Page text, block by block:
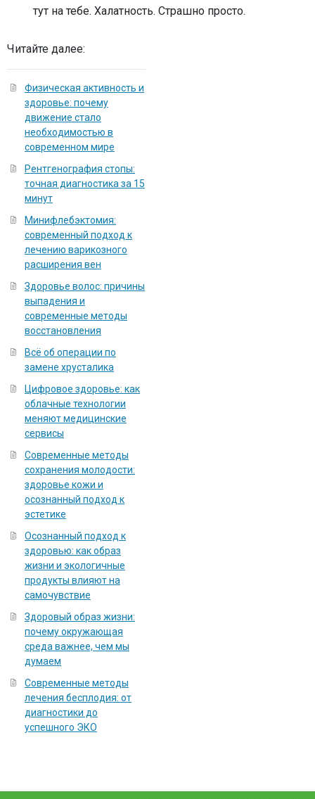
тут на тебе. Халатность. Страшно просто.
Читайте далее:
Физическая активность и
здоровье: почему
движение стало
необходимостью в
современном мире
Рентгенография стопы:
точная диагностика за 15
минут
Минифлебэктомия:
современный подход к
лечению варикозного
расширения вен
Здоровье волос: причины
выпадения и
современные методы
восстановления
Всё об операции по
замене хрусталика
Цифровое здоровье: как
облачные технологии
меняют медицинские
сервисы
Современные методы
сохранения молодости:
здоровье кожи и
осознанный подход к
эстетике
Осознанный подход к
здоровью: как образ
жизни и экологичные
продукты влияют на
самочувствие
Здоровый образ жизни:
почему окружающая
среда важнее, чем мы
думаем
Современные методы
лечения бесплодия: от
диагностики до
успешного ЭКО